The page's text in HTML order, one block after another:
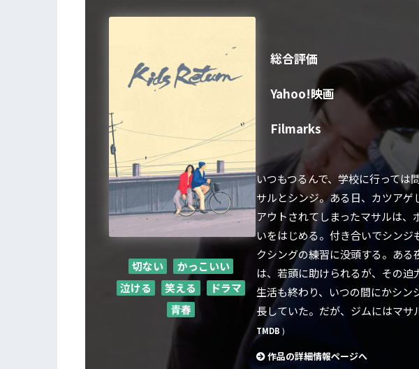
切ない
かっこいい
泣ける
笑える
ドラマ
青春
総合評価
Yahoo!映画
Filmarks
いつもつるんで、学校に行っては
サルとシンジ。ある日、カツアゲ
アウトされてしまったマサルは、
いをはじめる。付き合いでシンジ
クシングの練習に没頭する。ある
は、若頭に助けられるが、その
生活も終わり、いつの間にかシン
長していた。だが、ジムにはマ
TMDB )
作品の詳細情報ページへ